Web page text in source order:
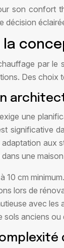
son confort
la
par le
Des choix
une
significative
aux
une
10 cm minimum.
lors de
avec les
sols anciens